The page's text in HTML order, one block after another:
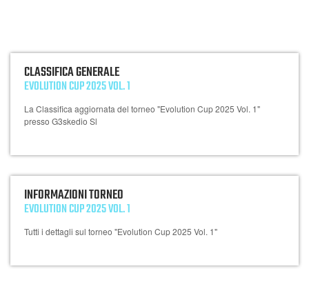
CLASSIFICA GENERALE
EVOLUTION CUP 2025 VOL. 1
La Classifica aggiornata del torneo "Evolution Cup 2025 Vol. 1"
presso G3skedio Sl
INFORMAZIONI TORNEO
EVOLUTION CUP 2025 VOL. 1
Tutti i dettagli sul torneo "Evolution Cup 2025 Vol. 1"